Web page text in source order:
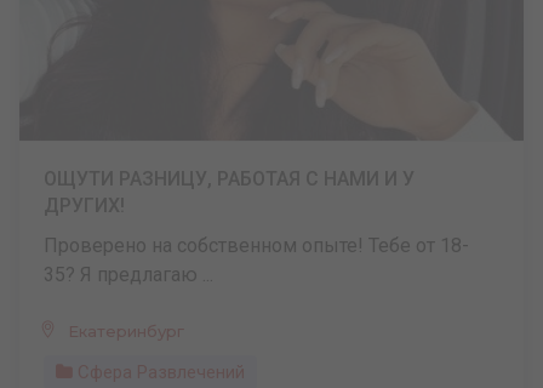
Проверено на собственном опыте! Тебе от 18-
35? Я предлагаю ...
Екатеринбург
Сфера Развлечений